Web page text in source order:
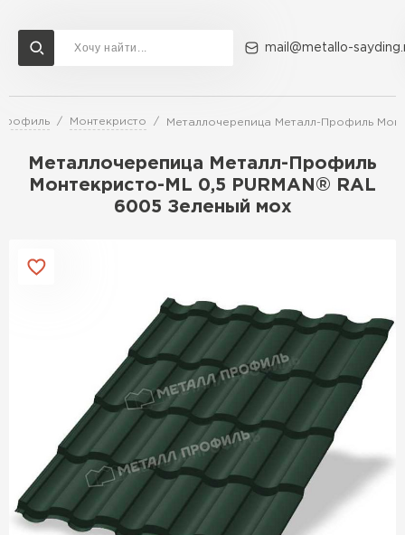
mail@metallo-
Монтекристо Металлочерепица Металл-Профиль
Металлочерепица Металл-Профиль
Монтекристо-ML 0,5 PURMAN® RAL
6005 Зеленый мох
Доставка и оплата Акции О компании Контакты
Перейти в каталог